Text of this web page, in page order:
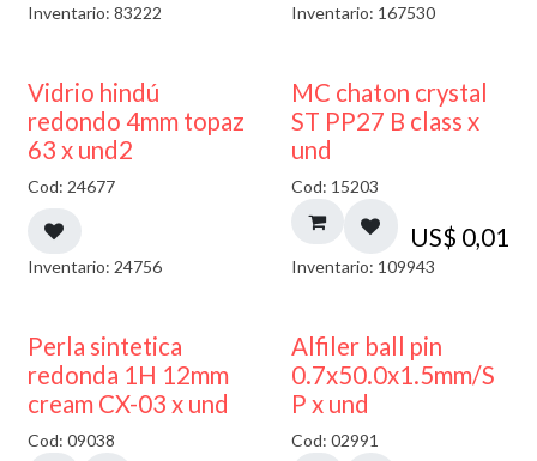
Inventario: 83222 Inventario: 167530
40% DESCUENTO
Vidrio hindú
redondo 4mm topaz
63 x und2
Cod: 24677
Inventario: 24756
MC chaton crystal
ST PP27 B class x
und
Cod: 15203
US$ 0,01
Inventario: 109943
Perla sintetica
redonda 1H 12mm
cream CX-03 x und
Cod: 09038
Alfiler ball pin
0.7x50.0x1.5mm/S
P x und
Cod: 02991